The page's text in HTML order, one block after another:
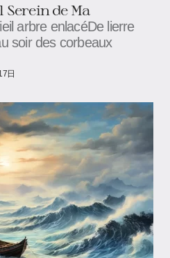
Serein de Ma
arbre enlacéDe lierre
soir des corbeaux
日